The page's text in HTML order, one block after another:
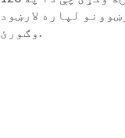
لپاره لارښود
وګورئ.